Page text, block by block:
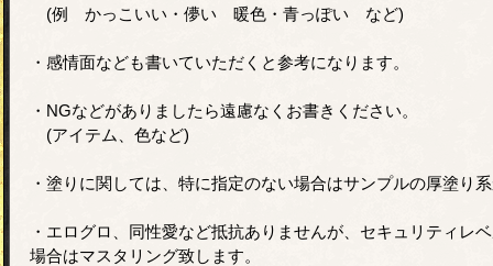
(例 かっこいい・儚い 暖色・青っぽい など)
・感情面なども書いていただくと参考になります。
・NGなどがありましたら遠慮なくお書きください。
(アイテム、色など)
・塗りに関しては、特に指定のない場合はサンプルの厚塗り
・エログロ、同性愛など抵抗ありませんが、セキュリティレ
場合はマスタリング致します。